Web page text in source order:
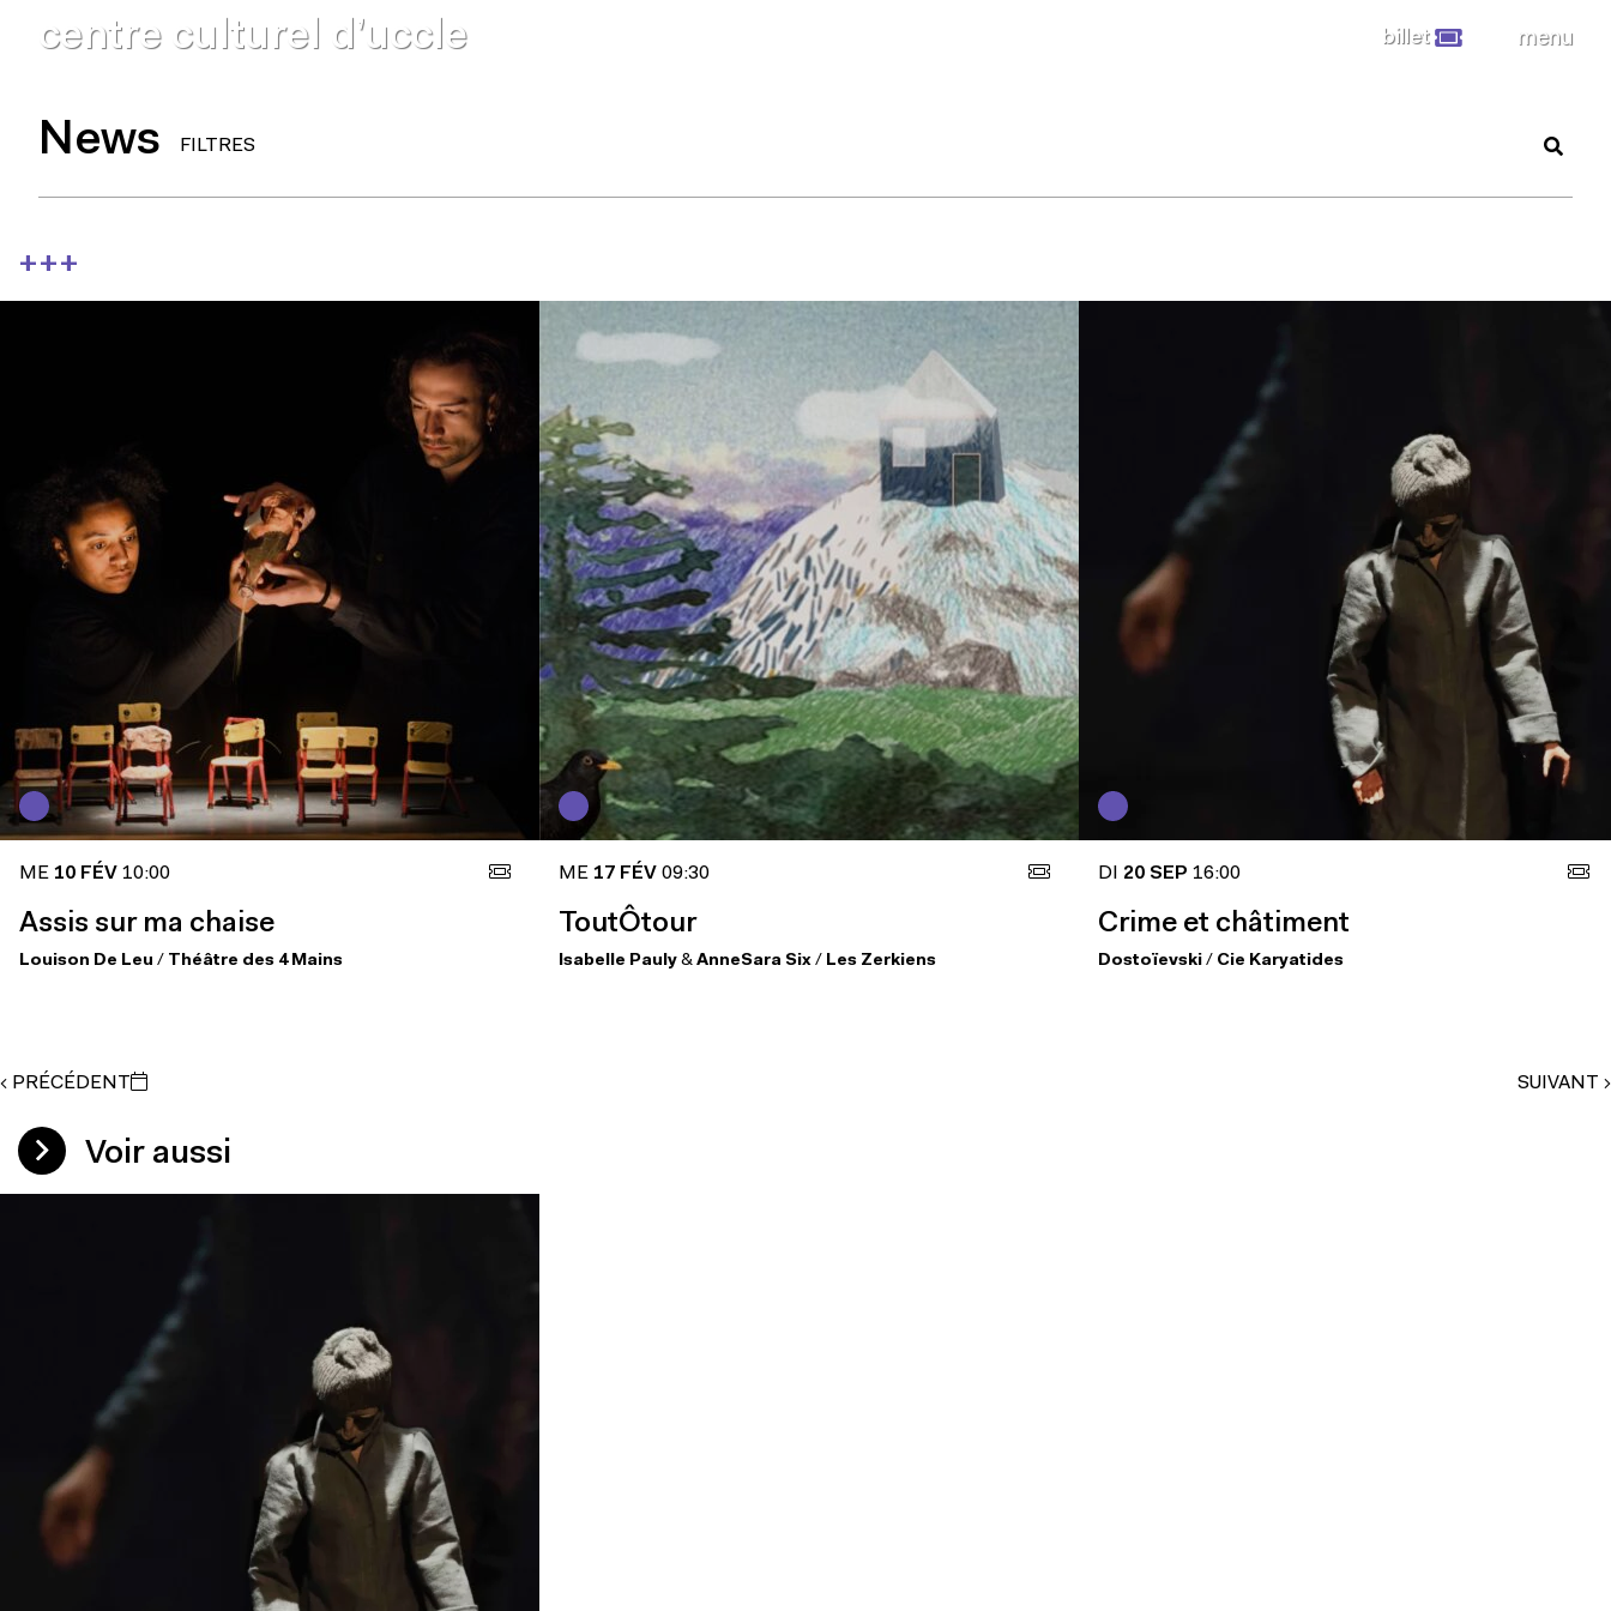
centre culturel d’uccle billet menu
News FILTRES
+++
ME 10 FÉV 10:00
Assis sur ma chaise
Louison De Leu / Théâtre des 4 Mains
ME 17 FÉV 09:30
ToutÔtour
Isabelle Pauly & AnneSara Six / Les Zerkiens
DI 20 SEP 16:00
Crime et châtiment
Dostoïevski / Cie Karyatides
PRÉCÉDENT SUIVANT
Voir aussi